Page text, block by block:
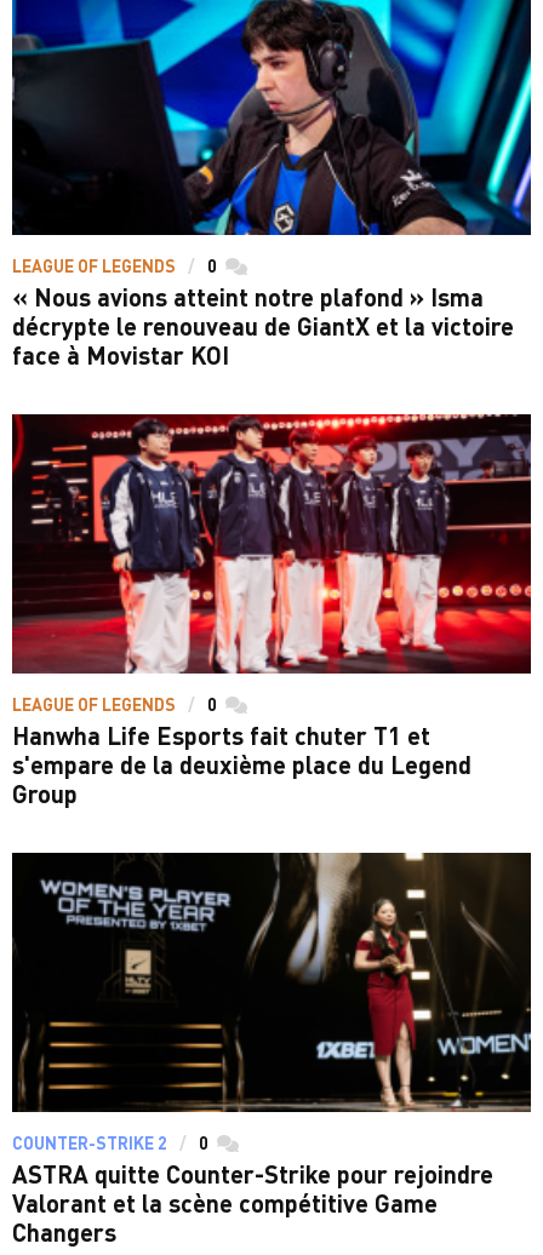
LEAGUE OF LEGENDS 0 commentaires
« Nous avions atteint notre plafond » Isma
décrypte le renouveau de GiantX et la victoire
face à Movistar KOI
LEAGUE OF LEGENDS 0 commentaires
Hanwha Life Esports fait chuter T1 et
s'empare de la deuxième place du Legend
Group
COUNTER-STRIKE 2 0 commentaires
ASTRA quitte Counter-Strike pour rejoindre
Valorant et la scène compétitive Game
Changers